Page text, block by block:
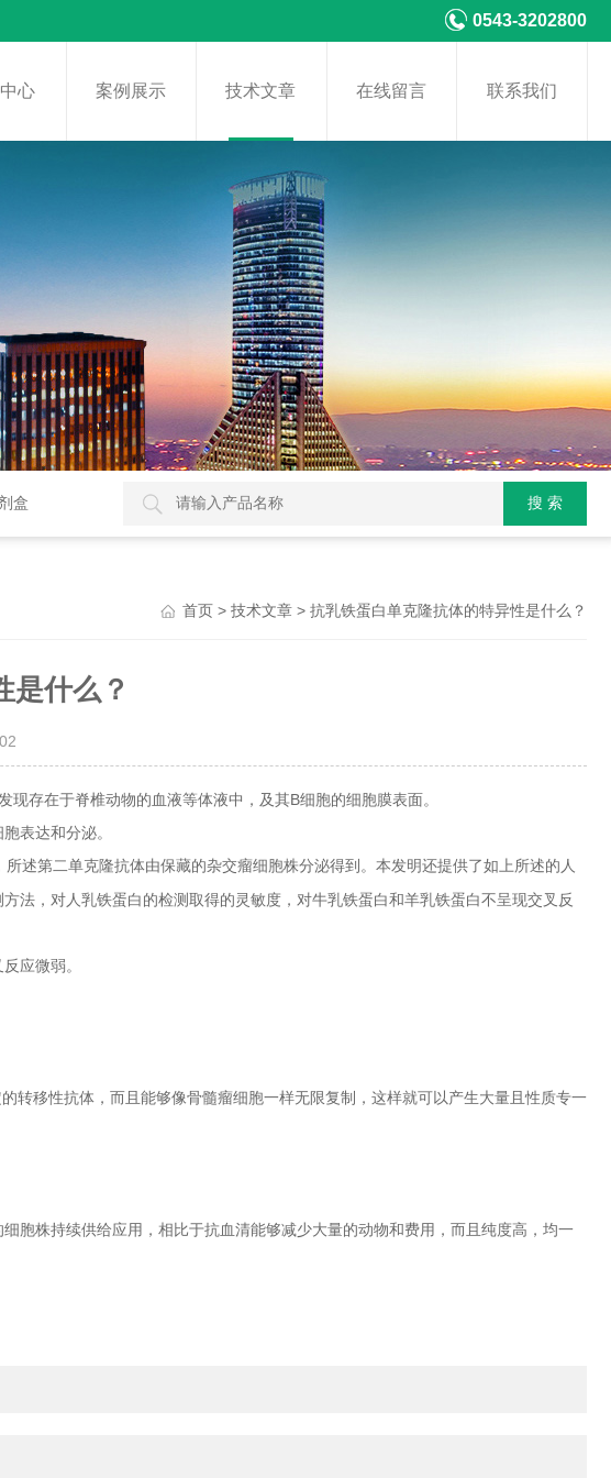
0543-3202800
心 案例展示 技术文章 在线留言 联系我们
盒
首页 > 技术文章 > 抗乳铁蛋白单克隆抗体的特异性是什么？
是什么？
存在于脊椎动物的血液等体液中，及其B细胞的细胞膜表面。
表达和分泌。
述第二单克隆抗体由保藏的杂交瘤细胞株分泌得到。本发明还提供了如上所述的人
法，对人乳铁蛋白的检测取得的灵敏度，对牛乳铁蛋白和羊乳铁蛋白不呈现交叉反
应微弱。
移性抗体，而且能够像骨髓瘤细胞一样无限复制，这样就可以产生大量且性质专一
株持续供给应用，相比于抗血清能够减少大量的动物和费用，而且纯度高，均一